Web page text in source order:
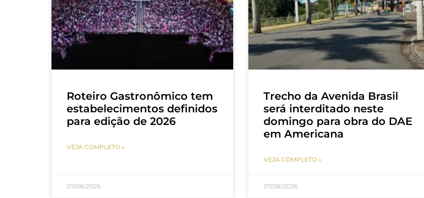
Roteiro Gastronômico tem
estabelecimentos definidos
para edição de 2026
VEJA COMPLETO »
07/08/2026
Trecho da Avenida Brasil
será interditado neste
domingo para obra do DAE
em Americana
VEJA COMPLETO »
07/08/2026